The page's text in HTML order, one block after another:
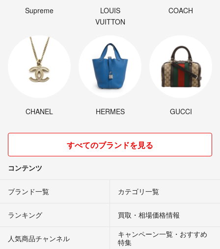
Supreme
LOUIS
VUITTON
COACH
CHANEL HERMES GUCCI
すべてのブランドを見る
コンテンツ
ブランド一覧 カテゴリ一覧
ランキング 買取・相場価格情報
人気商品チャンネル
キャンペーン一覧・おすすめ
特集